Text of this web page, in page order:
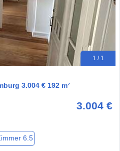
1 / 1
3.004 € 192 m²
3.004 €
6.5